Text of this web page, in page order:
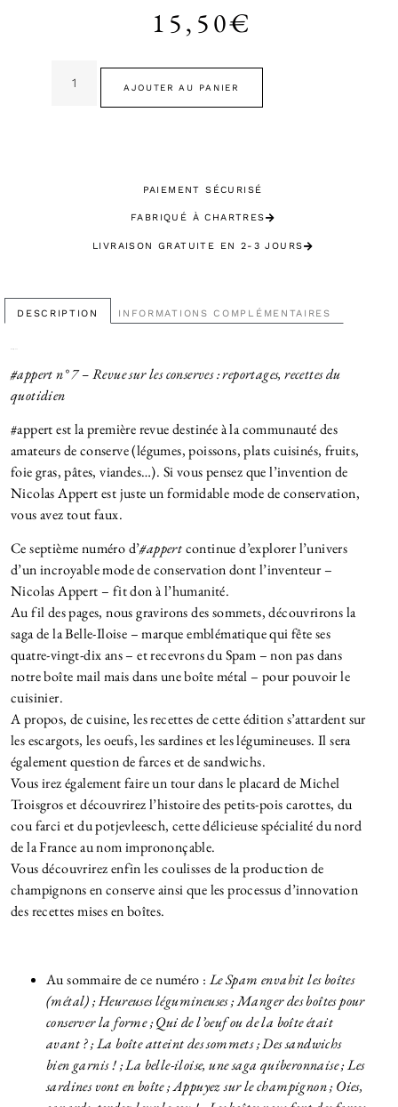
15,50€
AJOUTER AU PANIER
PAIEMENT SÉCURISÉ
FABRIQUÉ À CHARTRES
LIVRAISON GRATUITE EN 2-3 JOURS
DESCRIPTION INFORMATIONS COMPLÉMENTAIRES
#appert n° 7 – Revue sur les conserves : reportages, recettes du
quotidien
#appert est la première revue destinée à la communauté des
amateurs de conserve (légumes, poissons, plats cuisinés, fruits,
foie gras, pâtes, viandes…). Si vous pensez que l’invention de
Nicolas Appert est juste un formidable mode de conservation,
vous avez tout faux.
Ce septième numéro d’#appertcontinue d’explorer l’univers
d’un incroyable mode de conservation dont l’inventeur –
Nicolas Appert – fit don à l’humanité.
Au fil des pages, nous gravirons des sommets, découvrirons la
saga de la Belle-Iloise – marque emblématique qui fête ses
quatre-vingt-dix ans – et recevrons du Spam – non pas dans
notre boîte mail mais dans une boîte métal – pour pouvoir le
cuisinier.
A propos, de cuisine, les recettes de cette édition s’attardent sur
les escargots, les oeufs, les sardines et les légumineuses. Il sera
également question de farces et de sandwichs.
Vous irez également faire un tour dans le placard de Michel
Troisgros et découvrirez l’histoire des petits-pois carottes, du
cou farci et du potjevleesch, cette délicieuse spécialité du nord
de la France au nom imprononçable.
Vous découvrirez enfin les coulisses de la production de
champignons en conserve ainsi que les processus d’innovation
des recettes mises en boîtes.
Au sommaire de ce numéro : Le Spam envahit les boîtes
(métal) ; Heureuses légumineuses ; Manger des boîtes pour
conserver la forme ; Qui de l’oeuf ou de la boîte était
avant ? ; La boîte atteint des sommets ; Des sandwichs
bien garnis ! ; La belle-iloise, une saga quiberonnaise ; Les
sardines vont en boîte ; Appuyez sur le champignon ; Oies,